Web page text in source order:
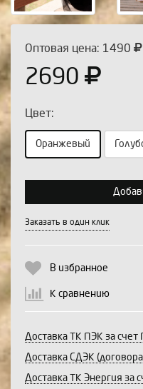
Оптовая цена: 1490
2690
Цвет:
Оранжевый
Заказать в один клик
В избранное
К сравнению
Доставка ТК ПЭК за счет
Доставка СДЭК (договора
Доставка ТК Энергия за